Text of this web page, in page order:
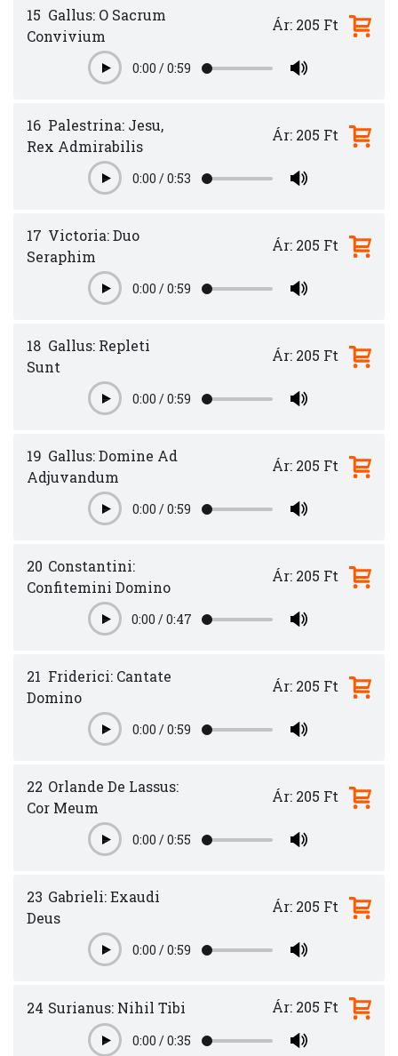
15 Gallus: O Sacrum
Convivium
Play0:00 /0:59
Ár: 205 Ft
16 Palestrina: Jesu,
Rex Admirabilis
Play0:00 /0:53
Ár: 205 Ft
17 Victoria: Duo
Seraphim
Play0:00 /0:59
Ár: 205 Ft
18 Gallus: Repleti
Sunt
Play0:00 /0:59
Ár: 205 Ft
19 Gallus: Domine Ad
Adjuvandum
Play0:00 /0:59
Ár: 205 Ft
20 Constantini:
Confitemini Domino
Play0:00 /0:47
Ár: 205 Ft
21 Friderici: Cantate
Domino
Play0:00 /0:59
Ár: 205 Ft
22 Orlande De Lassus:
Cor Meum
Play0:00 /0:55
Ár: 205 Ft
23 Gabrieli: Exaudi
Deus
Play0:00 /0:59
Ár: 205 Ft
24 Surianus: Nihil Tibi
Play0:00 /0:35
Ár: 205 Ft